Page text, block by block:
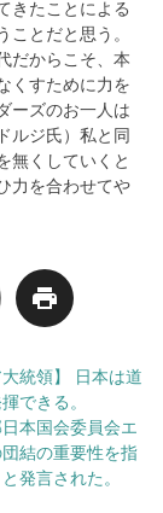
きたことによる
とだと思う。
だからこそ、本
くすために力を
ーズのお一人は
ルジ氏）私と同
無くしていくと
力を合わせてや
統領】 日本は道
できる。
本国会委員会エ
結の重要性を指
発言された。